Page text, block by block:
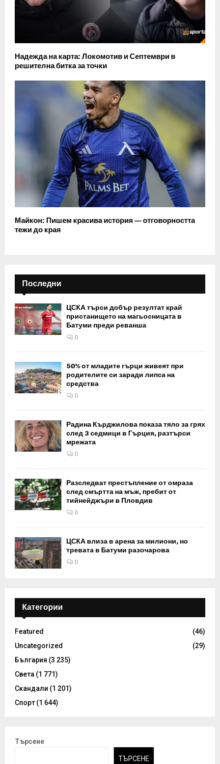
Надежда на карта: Локомотив и Септември в
решителна битка за точки
Майкон: Пишем красива история — отговорността
тежи до края
Последни
ЦСКА търси добър резултат край
пристанището на магьосницата в
Батуми преди реванша
0
50% от младите гърци живеят при
родителите си заради липса на
средства
0
Радина Кърджилова показа тяло за грях
след 3 седмици в Гърция, разтърси
мрежата
0
Разследват престъпление от омраза
след смъртта на мъж, пребит от
тийнейджъри в Пловдив
0
ЦСКА влиза в арена за милиони, но
тревата в Батуми разочарова
0
Категории
Featured
(46)
Uncategorized
(29)
България (3 235)
Света (1 771)
Скандали (1 201)
Спорт (1 644)
Търсене
ТЪРСЕНЕ